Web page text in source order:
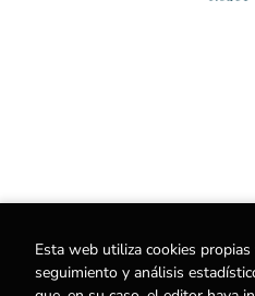
Esta web utiliza cookies
seguimiento y análisis